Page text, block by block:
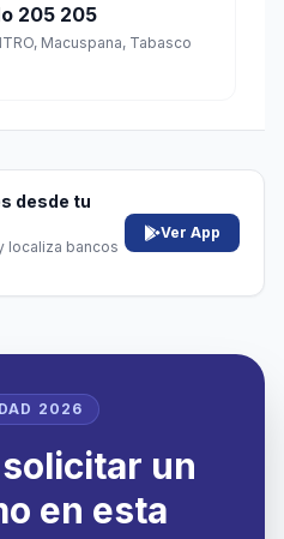
205 205
Macuspana, Tabasco
desde tu
localiza bancos
Ver App
2026
un
en esta